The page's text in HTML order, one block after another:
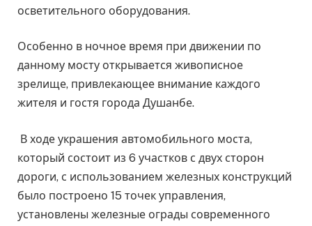
осветительного оборудования.
Особенно в ночное время при движении по
данному мосту открывается живописное
зрелище, привлекающее внимание каждого
жителя и гостя города Душанбе.
В ходе украшения автомобильного моста,
который состоит из 6 участков с двух сторон
дороги, с использованием железных конструкций
было построено 15 точек управления,
установлены железные ограды современного